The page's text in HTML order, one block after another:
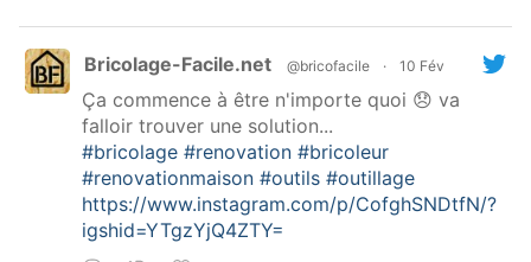
Bricolage-Facile.net @bricofacile · 10 Fév
Ça commence à être n'importe quoi 😞 va
falloir trouver une solution...
#bricolage #renovation #bricoleur
#renovationmaison #outils #outillage
https://www.instagram.com/p/CofghSNDtfN/?
igshid=YTgzYjQ4ZTY=